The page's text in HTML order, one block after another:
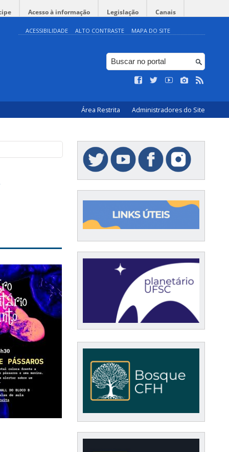
Acesso à informação Legislação Canais
ACESSIBILIDADE ALTO CONTRASTE MAPA DO SITE
Área Restrita Administradores do Site